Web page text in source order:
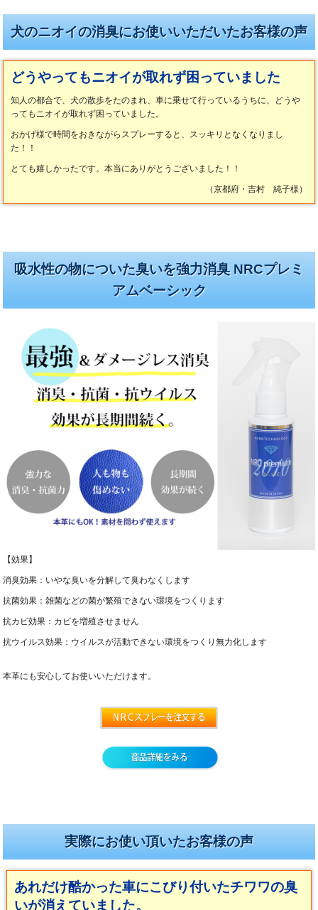
犬のニオイの消臭にお使いいただいたお客様の声
どうやってもニオイが取れず困っていました
知人の都合で、犬の散歩をたのまれ、車に乗せて行っているうちに、どうや
ってもニオイが取れず困っていました。
おかげ様で時間をおきながらスプレーすると、スッキリとなくなりまし
た！！
とても嬉しかったです。本当にありがとうございました！！
（京都府・吉村 純子様）
吸水性の物についた臭いを強力消臭 NRCプレミ
アムベーシック
【効果】
消臭効果：いやな臭いを分解して臭わなくします
抗菌効果：雑菌などの菌が繁殖できない環境をつくります
抗カビ効果：カビを増殖させません
抗ウイルス効果：ウイルスが活動できない環境をつくり無力化します
本革にも安心してお使いいただけます。
実際にお使い頂いたお客様の声
あれだけ酷かった車にこびり付いたチワワの臭
いが消えていました。